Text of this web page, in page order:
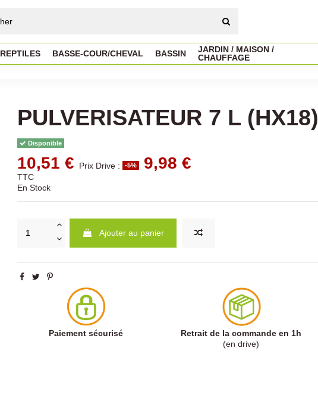
REPTILES BASSE-COUR/CHEVAL BASSIN
JARDIN / MAISON /
CHAUFFAGE
PULVERISATEUR 7 L (HX18)
Disponible
10,51 € Prix Drive : -5% 9,98 €
TTC
En Stock
Ajouter au panier
Paiement sécurisé
Retrait de la commande en 1h
(en drive)